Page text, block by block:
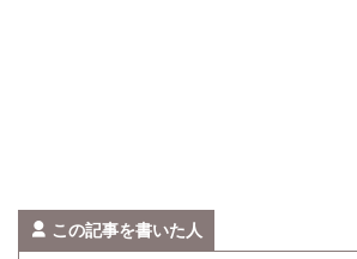
この記事を書いた人